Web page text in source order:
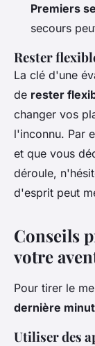
Premiers
secours
Rester
La clé d'une
de rester
changer vos
l'inconnu. Par
et que vous
déroule,
d'esprit peut
Conseils
votre
Pour tirer le
dernière
Utiliser des